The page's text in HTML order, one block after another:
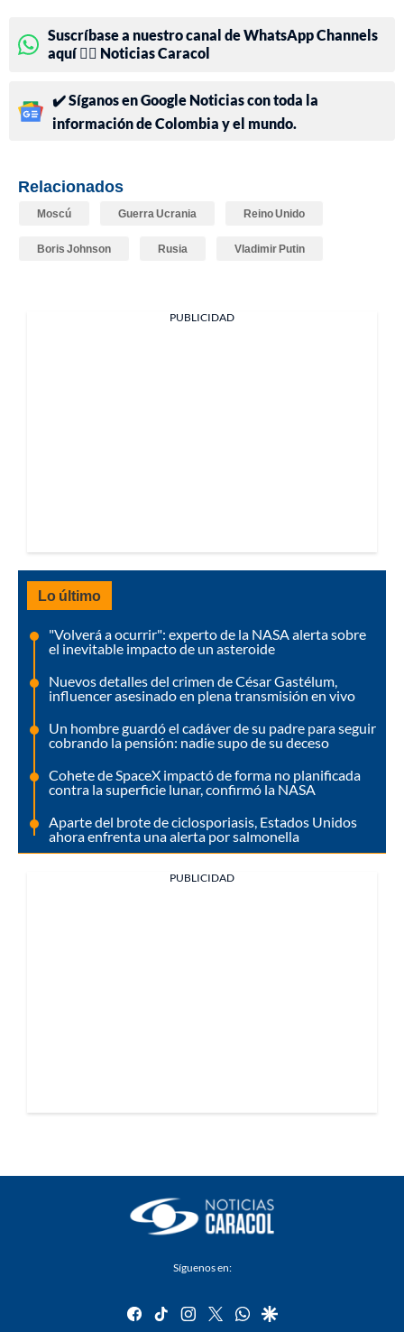
Suscríbase a nuestro canal de WhatsApp Channels
aquí 👉🏻 Noticias Caracol
✔️ Síganos en Google Noticias con toda la
información de Colombia y el mundo.
Relacionados
Moscú Guerra Ucrania Reino Unido
Boris Johnson Rusia Vladimir Putin
PUBLICIDAD
Lo último
"Volverá a ocurrir": experto de la NASA alerta sobre
el inevitable impacto de un asteroide
Nuevos detalles del crimen de César Gastélum,
influencer asesinado en plena transmisión en vivo
Un hombre guardó el cadáver de su padre para seguir
cobrando la pensión: nadie supo de su deceso
Cohete de SpaceX impactó de forma no planificada
contra la superficie lunar, confirmó la NASA
Aparte del brote de ciclosporiasis, Estados Unidos
ahora enfrenta una alerta por salmonella
PUBLICIDAD
Síguenos en:
facebook
tiktok instagram
twitterwhatsapp
google